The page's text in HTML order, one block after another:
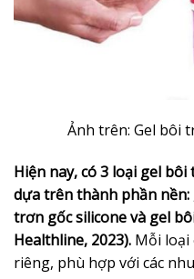
Ảnh trên: Gel bôi
Hiện nay, có 3 loại gel
dựa trên thành phần
trơn gốc silicone và gel
Healthline, 2023). Mỗi loại
riêng, phù hợp với các